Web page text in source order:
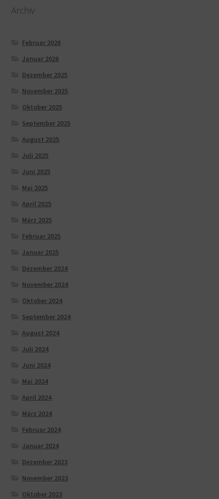
Archiv
Februar 2026
Januar 2026
Dezember 2025
November 2025
Oktober 2025
September 2025
August 2025
Juli 2025
Juni 2025
Mai 2025
April 2025
März 2025
Februar 2025
Januar 2025
Dezember 2024
November 2024
Oktober 2024
September 2024
August 2024
Juli 2024
Juni 2024
Mai 2024
April 2024
März 2024
Februar 2024
Januar 2024
Dezember 2023
November 2023
Oktober 2023